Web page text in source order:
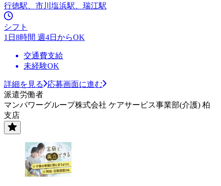
行徳駅、市川塩浜駅、瑞江駅
シフト
1日8時間 週4日からOK
交通費支給
未経験OK
詳細を見る
応募画面に進む
派遣労働者
マンパワーグループ株式会社 ケアサービス事業部(介護) 柏
支店